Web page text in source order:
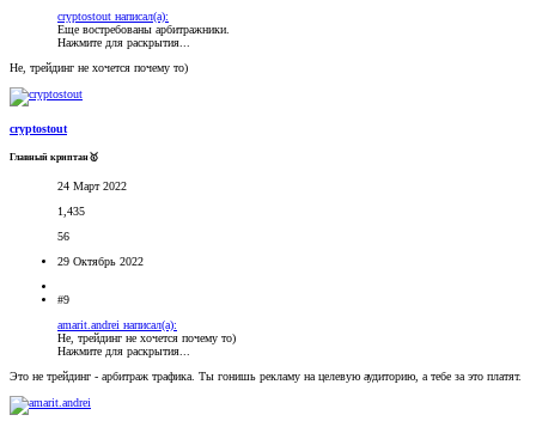
cryptostout написал(а):
Еще востребованы арбитражники.
Нажмите для раскрытия...
Не, трейдинг не хочется почему то)
cryptostout
Главный криптан🥇
24 Март 2022
1,435
56
29 Октябрь 2022
#9
amarit.andrei написал(а):
Не, трейдинг не хочется почему то)
Нажмите для раскрытия...
Это не трейдинг - арбитраж трафика. Ты гонишь рекламу на целевую аудиторию, а тебе за это платят.